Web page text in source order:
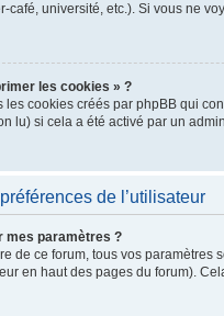
café, université, etc.). Si vous ne
les cookies » ?
les cookies créés par phpBB qui
lu) si cela a été activé par un
de l’utilisateur
mes paramètres ?
de ce forum, tous vos paramètres
en haut des pages du forum).